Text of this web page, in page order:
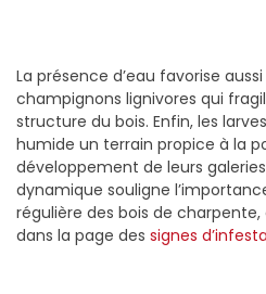
La présence d’eau favorise
champignons lignivores qui
structure du bois. Enfin, les
humide un terrain propice à la
développement de leurs
dynamique souligne
régulière des bois de
dans la page des signes